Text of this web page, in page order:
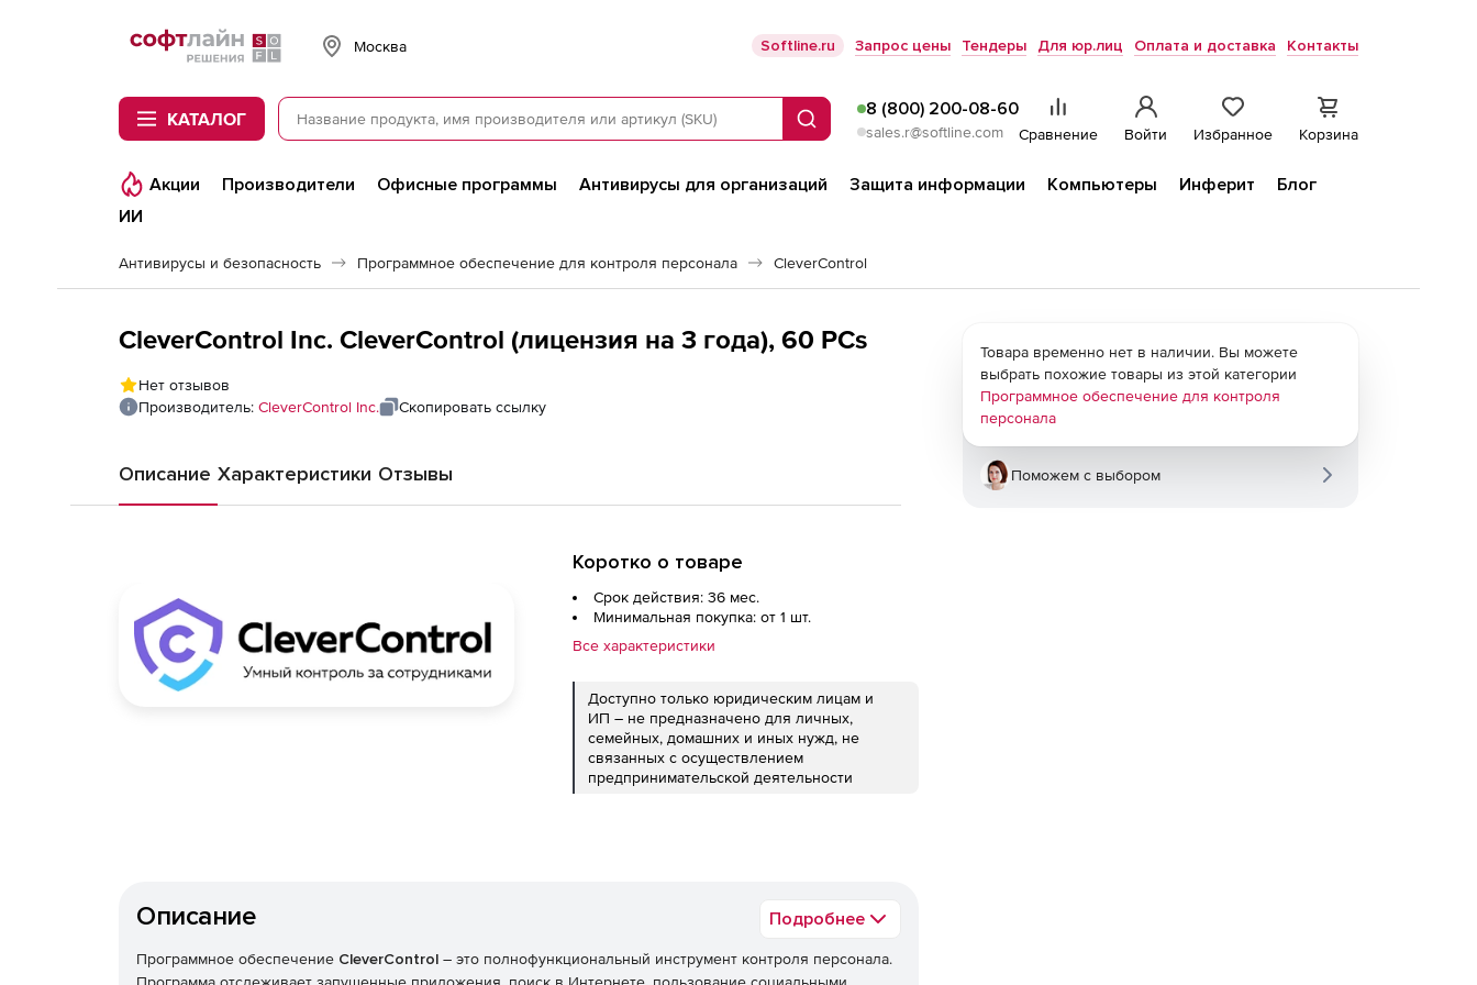
Softline
Москва Softline.ru Запрос цены Тендеры Для юр.лиц Оплата и доставка Контакты
КАТАЛОГ Поиск
8 (800) 200-08-60
sales.r@softline.com Сравнение Войти Избранное Корзина
Акции Производители Офисные программы Антивирусы для организаций Защита информации Компьютеры Инферит
Блог
ИИ
Антивирусы и безопасность Программное обеспечение для контроля персонала CleverControl
CleverControl Inc. CleverControl (лицензия на 3 года), 60 PCs
Нет отзывов
Производитель: CleverControl Inc. Скопировать ссылку
Описание Характеристики Отзывы
Коротко о товаре
Срок действия: 36 мес.
Минимальная покупка: от 1 шт.
Все характеристики
Доступно только юридическим лицам и
ИП – не предназначено для личных,
семейных, домашних и иных нужд, не
связанных с осуществлением
предпринимательской деятельности
Описание Подробнее
Программное обеспечение CleverControl – это полнофункциональный инструмент контроля персонала.
Товара временно нет в наличии. Вы можете
выбрать похожие товары из этой категории
Программное обеспечение для контроля
персонала
Поможем с выбором